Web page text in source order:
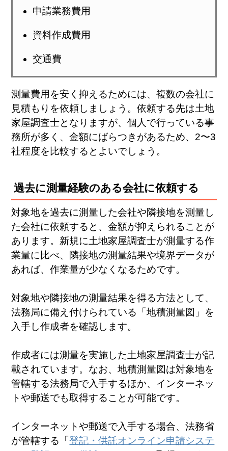
申請業務費用
資料作成費用
交通費
測量費用を安く抑えるためには、複数の会社に
見積もりを依頼しましょう。依頼する先は土地
家屋調査士となりますが、個人で行っている事
務所が多く、金額にばらつきがあるため、2〜3
社程度を比較するとよいでしょう。
過去に測量経験のある会社に依頼する
対象地を過去に測量した会社や隣接地を測量し
た会社に依頼すると、金額が抑えられることが
あります。新規に土地家屋調査士が測量する作
業量に比べ、隣接地の測量結果や境界データが
あれば、作業量が少なくなるためです。
対象地や隣接地の測量結果を得る方法として、
法務局に備え付けられている「地積測量図」を
入手し作成者を確認します。
作成者には測量を実施した土地家屋調査士が記
載されています。なお、地積測量図は対象地を
管轄する法務局で入手するほか、インターネッ
トや郵送でも取得することが可能です。
インターネットや郵送で入手する場合、法務省
が管轄する「登記・供託オンライン申請システ